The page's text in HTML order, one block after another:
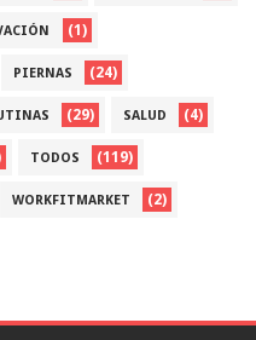
(1)
PIERNAS (24)
(29) SALUD (4)
TODOS (119)
WORKFITMARKET (2)